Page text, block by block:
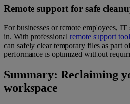
Remote support for safe
For businesses or remote employees, IT
in. With professional remote support
can safely clear temporary files as part
performance is optimized without
Summary: Reclaiming
workspace